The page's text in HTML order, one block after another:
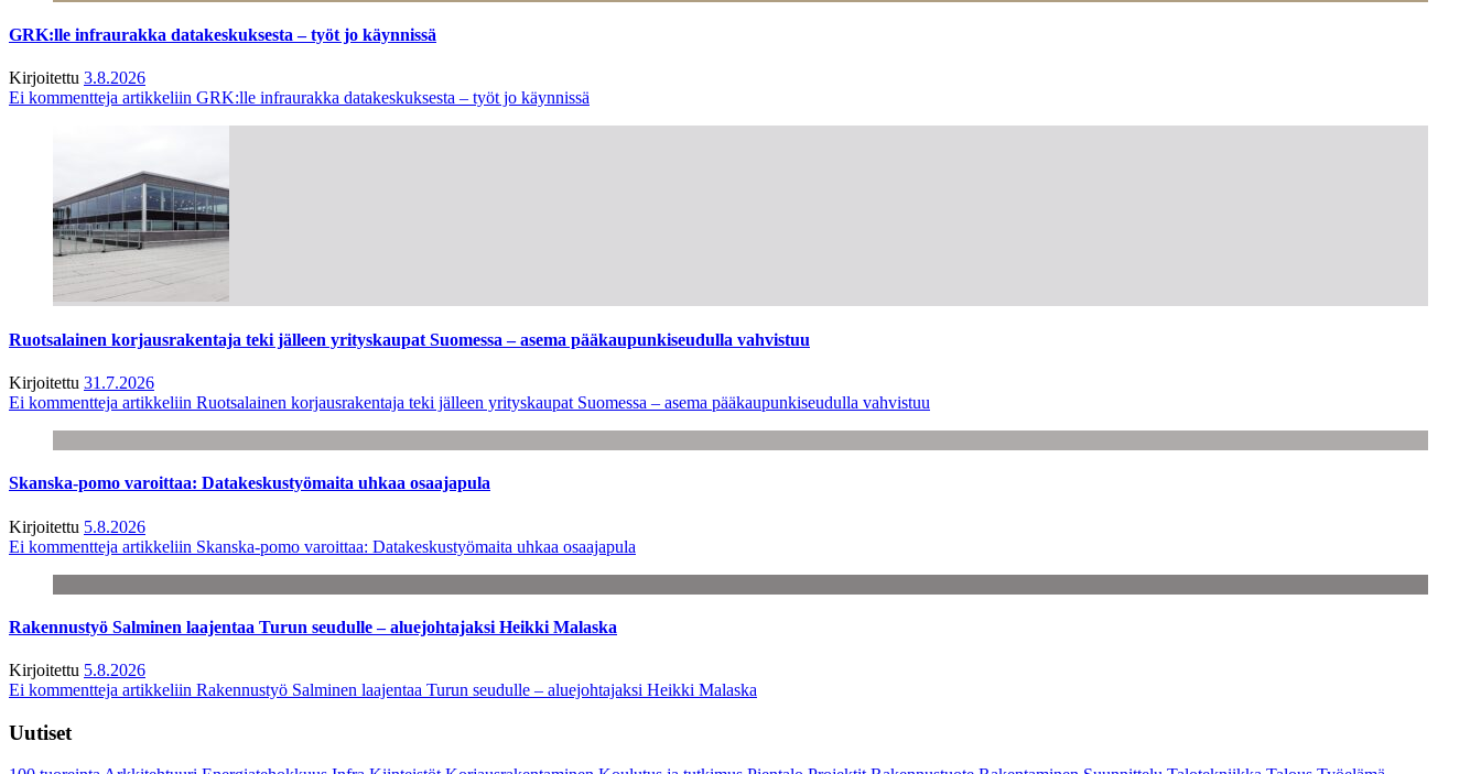
GRK:lle infraurakka datakeskuksesta – työt jo käynnissä
Kirjoitettu 3.8.2026
Ei kommentteja artikkeliin GRK:lle infraurakka datakeskuksesta – työt jo käynnissä
Ruotsalainen korjausrakentaja teki jälleen yrityskaupat Suomessa – asema pääkaupunkiseudulla vahvistuu
Kirjoitettu 31.7.2026
Ei kommentteja artikkeliin Ruotsalainen korjausrakentaja teki jälleen yrityskaupat Suomessa – asema pääkaupunkiseudulla vahvistuu
Skanska-pomo varoittaa: Datakeskustyömaita uhkaa osaajapula
Kirjoitettu 5.8.2026
Ei kommentteja artikkeliin Skanska-pomo varoittaa: Datakeskustyömaita uhkaa osaajapula
Rakennustyö Salminen laajentaa Turun seudulle – aluejohtajaksi Heikki Malaska
Kirjoitettu 5.8.2026
Ei kommentteja artikkeliin Rakennustyö Salminen laajentaa Turun seudulle – aluejohtajaksi Heikki Malaska
Uutiset